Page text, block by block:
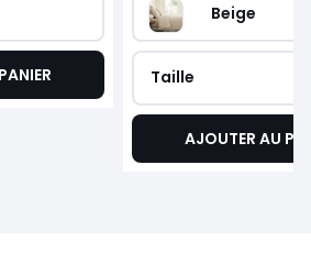
Beige
Taille
AJOUTER AU